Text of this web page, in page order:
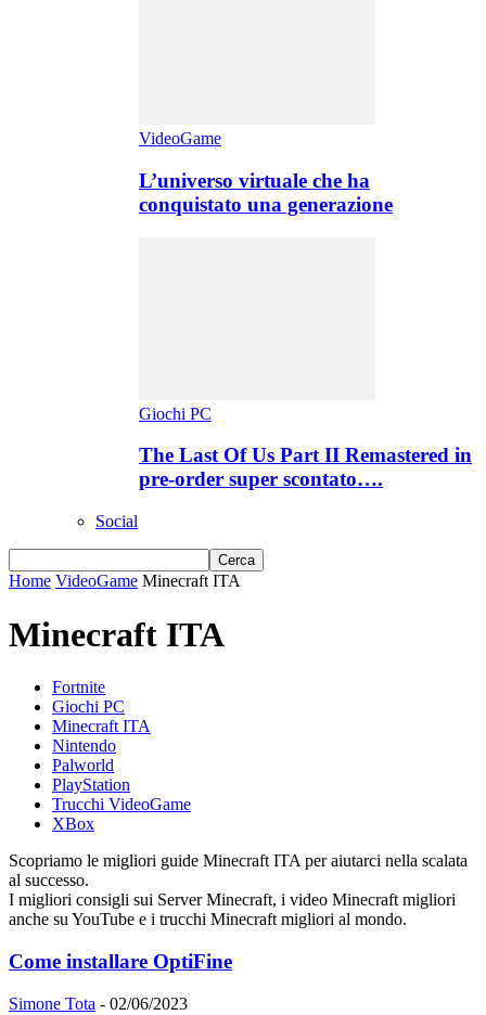
VideoGame
L’universo virtuale che ha
conquistato una generazione
Giochi PC
The Last Of Us Part II Remastered in
pre-order super scontato….
Social
Home VideoGame Minecraft ITA
Minecraft ITA
Fortnite
Giochi PC
Minecraft ITA
Nintendo
Palworld
PlayStation
Trucchi VideoGame
XBox
Scopriamo le migliori guide Minecraft ITA per aiutarci nella scalata
al successo.
I migliori consigli sui Server Minecraft, i video Minecraft migliori
anche su YouTube e i trucchi Minecraft migliori al mondo.
Come installare OptiFine
Simone Tota - 02/06/2023